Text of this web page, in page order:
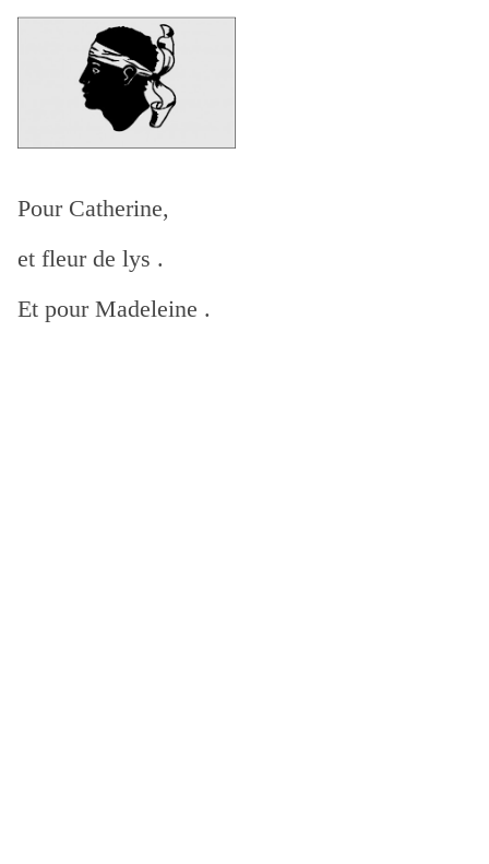
Pour Catherine,
et fleur de lys .
Et pour Madeleine .